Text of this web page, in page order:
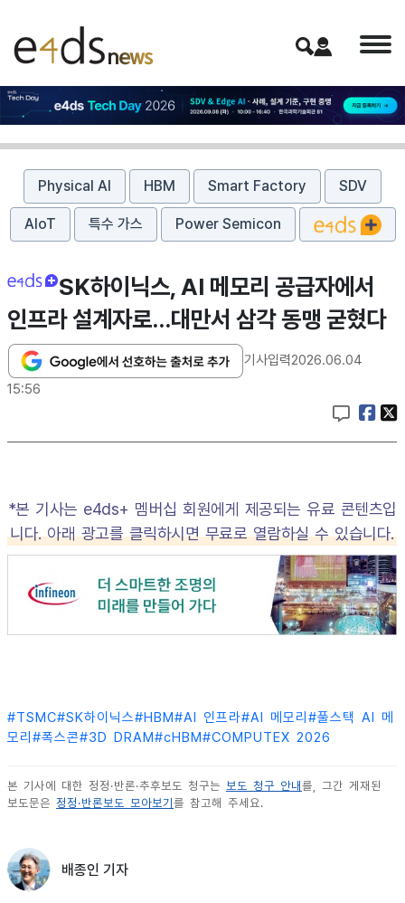
Physical AI HBM Smart Factory SDV
AIoT 특수 가스 Power Semicon
SK하이닉스, AI 메모리 공급자에서
인프라 설계자로…대만서 삼각 동맹 굳혔다
기사입력2026.06.04
15:56
*본 기사는 e4ds+ 멤버십 회원에게 제공되는 유료 콘텐츠입
니다. 아래 광고를 클릭하시면 무료로 열람하실 수 있습니다.
#TSMC#SK하이닉스#HBM#AI 인프라#AI 메모리 #풀스택 AI 메
모리 #폭스콘#3D DRAM#cHBM#COMPUTEX 2026
본 기사에 대한 정정·반론·추후보도 청구는 보도 청구 안내 를, 그간 게재된
보도문은 정정·반론보도 모아보기 를 참고해 주세요.
배종인 기자